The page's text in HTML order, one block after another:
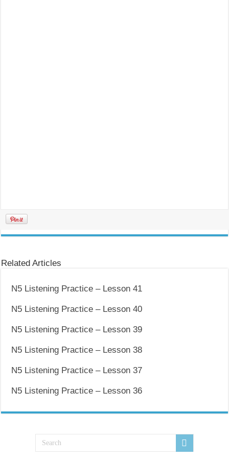
Related Articles
N5 Listening Practice – Lesson 41
N5 Listening Practice – Lesson 40
N5 Listening Practice – Lesson 39
N5 Listening Practice – Lesson 38
N5 Listening Practice – Lesson 37
N5 Listening Practice – Lesson 36